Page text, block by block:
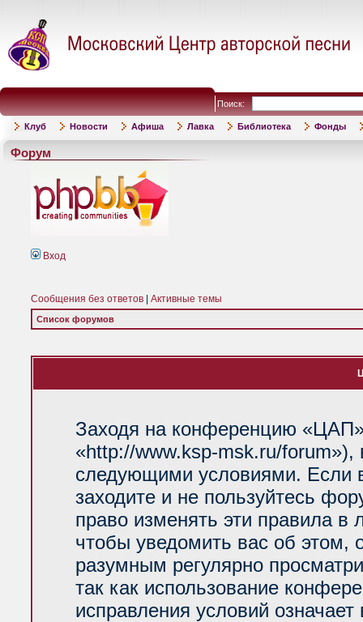
Поиск:
Клуб Новости Афиша Лавка Библиотека Фонды
Форум
Вход
Сообщения без ответов Активные темы
Список форумов
Заходя на конференцию
«http://www.ksp-msk.ru/forum»),
следующими условиями. Если
заходите и не пользуйтесь
право изменять эти правила
чтобы уведомить вас об
разумным регулярно
так как использование
исправления условий